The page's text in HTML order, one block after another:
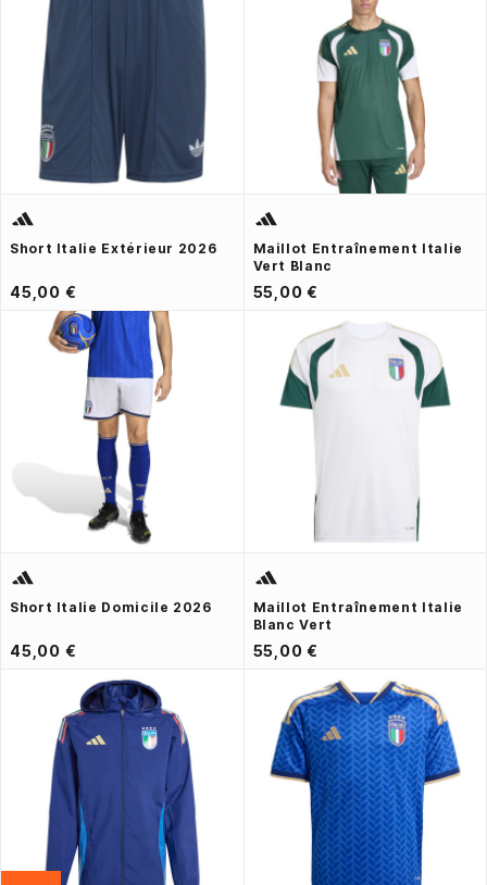
Short Italie Extérieur 2026
45,00 €
Maillot Entraînement Italie
Vert Blanc
55,00 €
Short Italie Domicile 2026
45,00 €
Maillot Entraînement Italie
Blanc Vert
55,00 €